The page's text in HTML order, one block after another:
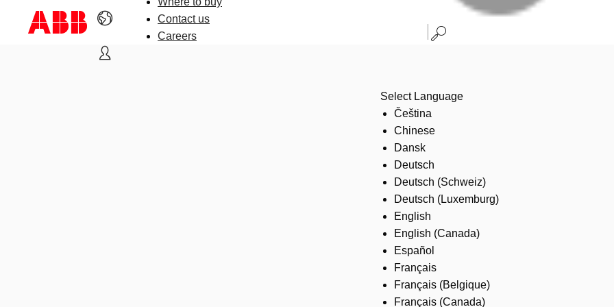
Contact us
Careers
Select Language
Čeština
Chinese
Dansk
Deutsch
Deutsch (Schweiz)
Deutsch (Luxemburg)
English
English (Canada)
Español
Français
Français (Belgique)
Français (Canada)